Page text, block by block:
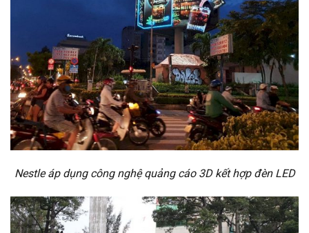
Nestle áp dụng công nghệ quảng cáo 3D kết hợp đèn LED